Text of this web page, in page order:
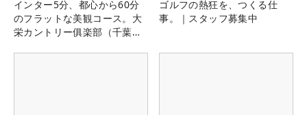
インター5分、都心から60分
のフラットな美観コース。大
栄カントリー俱楽部（千葉
ゴルフの熱狂を、つくる仕
事。｜スタッフ募集中